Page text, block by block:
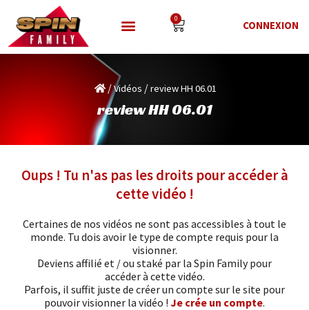
CONNEXION
0
/Vidéos /review HH 06.01
review HH 06.01
Oups ! Tu n'as pas les droits pour accéder à
cette vidéo !
Certaines de nos vidéos ne sont pas accessibles à tout le
monde. Tu dois avoir le type de compte requis pour la
visionner.
Deviens affilié et / ou staké par la Spin Family pour
accéder à cette vidéo.
Parfois, il suffit juste de créer un compte sur le site pour
pouvoir visionner la vidéo ! Je crée un compte.